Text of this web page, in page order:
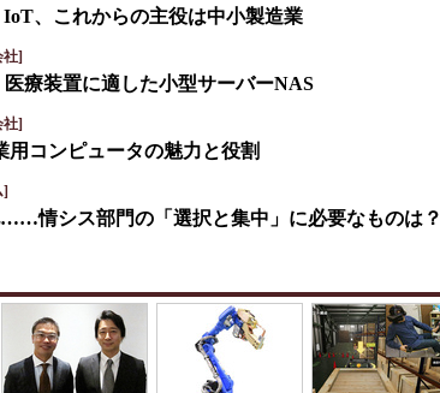
、これからの主役は中小製造業
]
療装置に適した小型サーバーNAS
]
コンピュータの魅力と役割
情シス部門の「選択と集中」に必要なものは？